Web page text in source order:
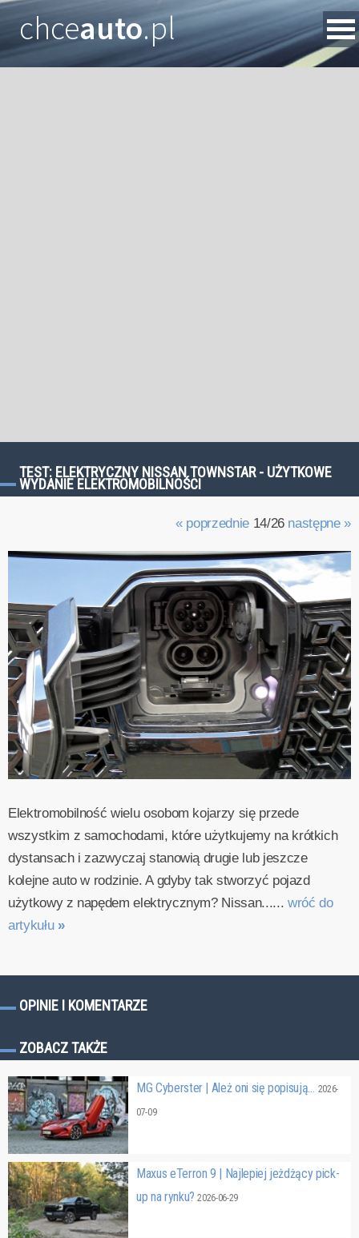
chceauto.pl
TEST: ELEKTRYCZNY NISSAN TOWNSTAR - UŻYTKOWE
WYDANIE ELEKTROMOBILNOŚCI
« poprzednie14/26 następne »
Elektromobilność wielu osobom kojarzy się przede
wszystkim z samochodami, które użytkujemy na krótkich
dystansach i zazwyczaj stanowią drugie lub jeszcze
kolejne auto w rodzinie. A gdyby tak stworzyć pojazd
użytkowy z napędem elektrycznym? Nissan...... wróć do
artykułu »
OPINIE I KOMENTARZE
ZOBACZ TAKŻE
MG Cyberster | Ależ oni się popisują… 2026-
07-09
Maxus eTerron 9 | Najlepiej jeżdżący pick-
up na rynku?2026-06-29